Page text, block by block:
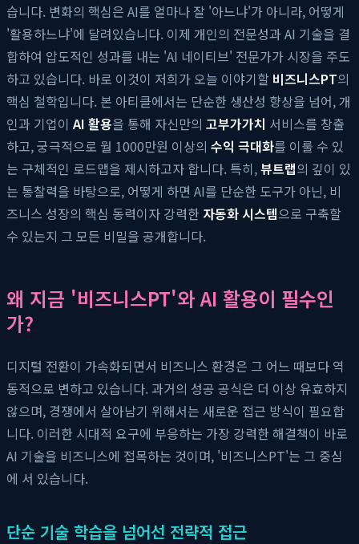
습니다. 변화의 핵심은 AI를 얼마나 잘 '아느냐'가 아니라, 어떻게
'활용하느냐'에 달려있습니다. 이제 개인의 전문성과 AI 기술을 결
합하여 압도적인 성과를 내는 'AI 네이티브' 전문가가 시장을 주도
하고 있습니다. 바로 이것이 저희가 오늘 이야기할 비즈니스PT의
핵심 철학입니다. 본 아티클에서는 단순한 생산성 향상을 넘어, 개
인과 기업이 AI 활용을 통해 자신만의 고부가가치 서비스를 창출
하고, 궁극적으로 월 1000만원 이상의 수익 극대화를 이룰 수 있
는 구체적인 로드맵을 제시하고자 합니다. 특히,뷰트랩의 깊이 있
는 통찰력을 바탕으로, 어떻게 하면 AI를 단순한 도구가 아닌, 비
즈니스 성장의 핵심 동력이자 강력한 자동화 시스템으로 구축할
수 있는지 그 모든 비밀을 공개합니다.
왜 지금 '비즈니스PT'와 AI 활용이 필수인
가?
디지털 전환이 가속화되면서 비즈니스 환경은 그 어느 때보다 역
동적으로 변하고 있습니다. 과거의 성공 공식은 더 이상 유효하지
않으며, 경쟁에서 살아남기 위해서는 새로운 접근 방식이 필요합
니다. 이러한 시대적 요구에 부응하는 가장 강력한 해결책이 바로
AI 기술을 비즈니스에 접목하는 것이며, '비즈니스PT'는 그 중심
에 서 있습니다.
단순 기술 학습을 넘어선 전략적 접근